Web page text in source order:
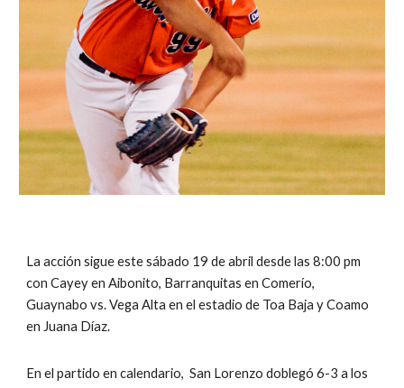
La acción sigue este sábado 19 de abril desde las 8:00 pm
con Cayey en Aibonito, Barranquitas en Comerío,
Guaynabo vs. Vega Alta en el estadio de Toa Baja y Coamo
en Juana Díaz.
En el partido en calendario,  San Lorenzo doblegó 6-3 a los